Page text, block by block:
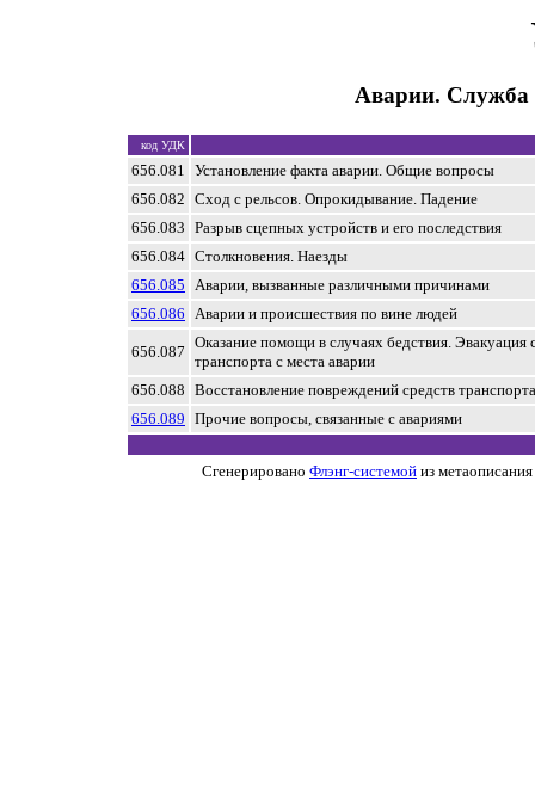
Аварии. Служба
код УДК
656.081 Установление факта аварии. Общие вопросы
656.082 Сход с рельсов. Опрокидывание. Падение
656.083 Разрыв сцепных устройств и его последствия
656.084 Столкновения. Наезды
656.085 Аварии, вызванные различными причинами
656.086 Аварии и происшествия по вине людей
656.087
Оказание помощи в случаях бедствия. Эвакуация
транспорта с места аварии
656.088 Восстановление повреждений средств транспорта
656.089 Прочие вопросы, связанные с авариями
Сгенерировано Флэнг-системой из